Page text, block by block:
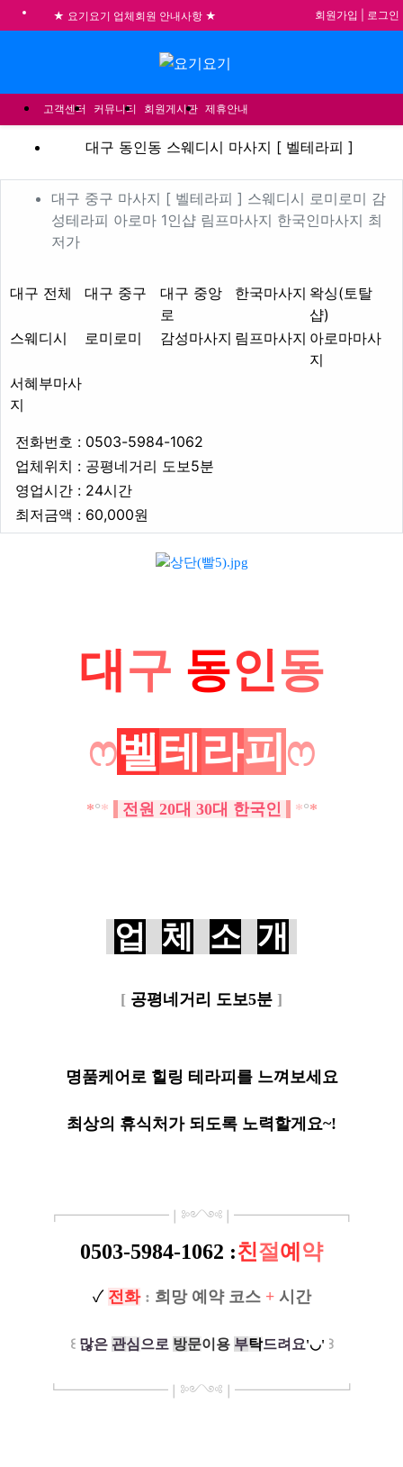
★ 요기요기 업체회원 안내사항 ★
합법적이고 건전한 업체와 광고를 제휴합니다.
★요기요기 설 연휴 휴무 안내★
회원가입 로그인
고객센터 커뮤니티 회원게시판 제휴안내
대구 동인동 스웨디시 마
대구 동인동 스웨디시 마사지 [ 벨테라피 ]
업체 정보
대구 중구 마사지 [ 벨테라
대구 중구 마사지 [ 벨테라피 ] 스웨디시 로미로미 감
성테라피 아로마 1인샵 림프마사지 한국인마사지 최
저가Description
대구 전체 대구 중구
대구 중앙
로
지역1 한국마사지 왁싱(토탈
샵)
스웨디시
로미로미 감성마사지 림프마사지 아로마마사
지
서혜부마사
지
테마
전화번호 : 0503-5984-1062
업체위치 : 공평네거리 도보5분
영업시간 : 24시간영업시간
최저금액 : 60,000원
대 구 동인동
ෆ벨테라피ෆ
*°* 전원 20대 30대 한국인 *°*
업 체 소 개
[ 공평네거리 도보5분 ]
명품케어로 힐링 테라피를 느껴보세요
최상의 휴식처가 되도록 노력할게요~!
┏━━━━━━━━ ❘༻༺❘ ━━━━━━━━┓
0503-5984-1062 :친절 예 약
✓ 전화 : 희망 예약 코스 + 시간
꒰ 많은 관심 으로 방문이 용 부탁드려요'◡' ꒱
┗━━━━━━━━ ❘༻༺❘ ━━━━━━━━┛